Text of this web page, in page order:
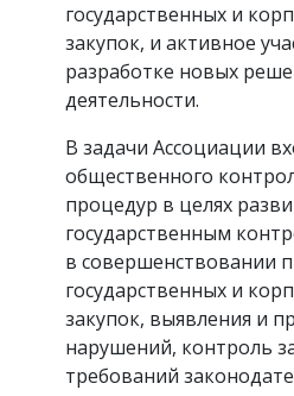
государственных и
закупок, и активное
разработке новых
деятельности.
В задачи Ассоциации
общественного
процедур в целях
государственным
в совершенствовании
государственных и
закупок, выявления и
нарушений, контроль
требований